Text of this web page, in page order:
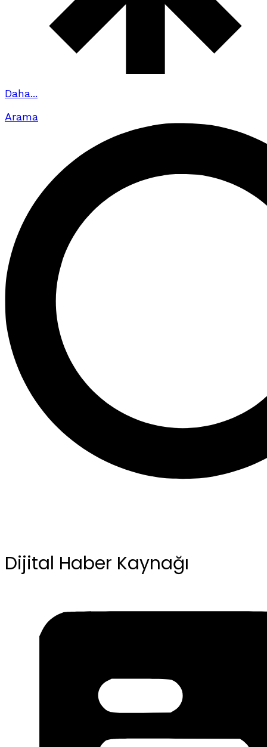
Daha...
Arama
Dijital Haber Kaynağı